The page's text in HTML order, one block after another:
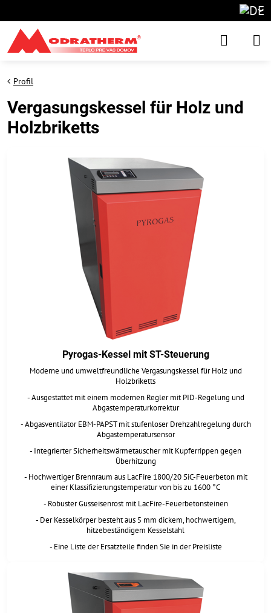
Profil
Vergasungskessel für Holz und
Holzbriketts
Pyrogas-Kessel mit ST-Steuerung
Moderne und umweltfreundliche Vergasungskessel für Holz und
Holzbriketts
- Ausgestattet mit einem modernen Regler mit PID-Regelung und
Abgastemperaturkorrektur
- Abgasventilator EBM-PAPST mit stufenloser Drehzahlregelung durch
Abgastemperatursensor
- Integrierter Sicherheitswärmetauscher mit Kupferrippen gegen
Überhitzung
- Hochwertiger Brennraum aus LacFire 1800/20 SiC-Feuerbeton mit
einer Klassifizierungstemperatur von bis zu 1600 °C
- Robuster Gusseisenrost mit LacFire-Feuerbetonsteinen
- Der Kesselkörper besteht aus 5 mm dickem, hochwertigem,
hitzebeständigem Kesselstahl
- Eine Liste der Ersatzteile finden Sie in der Preisliste